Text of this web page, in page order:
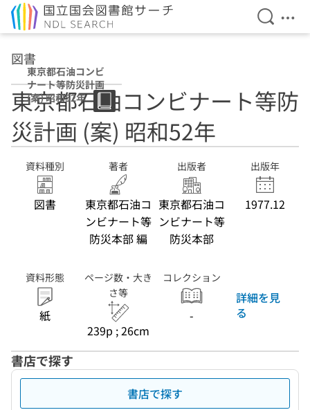
検索を
メ
図書
東京都石油コンビ
ナート等防災計画
(案) 昭和52年
東京都石油コンビナート等防
災計画 (案) 昭和52年
資料種別
図書
著者
東京都石油コ
ンビナート等
防災本部 編
出版者
東京都石油コ
ンビナート等
防災本部
出版年
1977.12
資料形態
紙
ページ数・大き
さ等
239p ; 26cm
コレクション
-
詳細を見
る
書店で探す
書店で探す